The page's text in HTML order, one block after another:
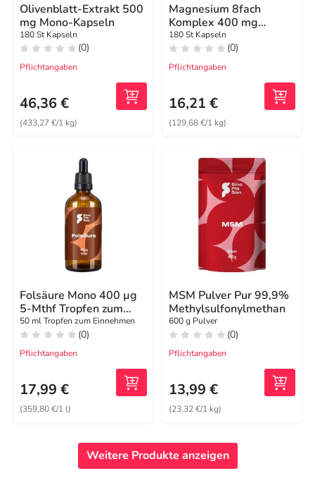
Olivenblatt-Extrakt 500
mg Mono-Kapseln
180 St Kapseln
(0)
Pflichtangaben
46,36 €
(433,27 €/1 kg)
Magnesium 8fach
Komplex 400 mg
Kapseln
180 St Kapseln
(0)
Pflichtangaben
16,21 €
(129,68 €/1 kg)
Folsäure Mono 400 µg
5-Mthf Tropfen zum
Einnehmen
50 ml Tropfen zum Einnehmen
(0)
Pflichtangaben
17,99 €
(359,80 €/1 l)
MSM Pulver Pur 99,9%
Methylsulfonylmethan
600 g Pulver
(0)
Pflichtangaben
13,99 €
(23,32 €/1 kg)
Weitere Produkte anzeigen